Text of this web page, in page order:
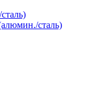
сталь)